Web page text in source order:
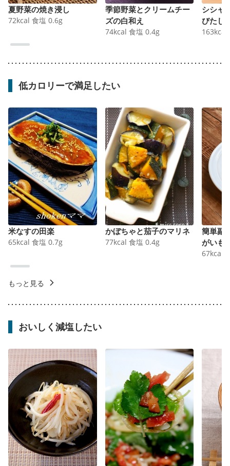
夏野菜の焼き浸し
72kcal 食塩 0.6g
季節野菜とクリームチー
ズの白和え
74kcal 食塩 0.4g
シシャ
びたし
163kcal
低カロリーで満足したい
米なすの田楽
65kcal 食塩 0.7g
かぼちゃと茄子のマリネ
77kcal 食塩 0.4g
簡単副
がいも
67kcal
もっと見る
おいしく減塩したい